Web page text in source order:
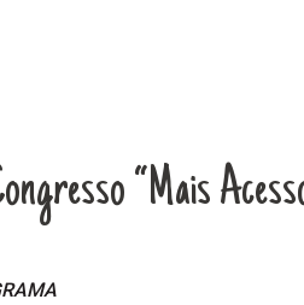
“Mais